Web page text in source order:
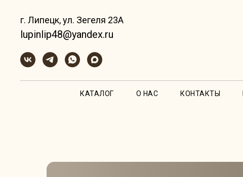
г. Липецк, ул. Зегеля 23А
lupinlip48@yandex.ru
КАТАЛОГ О НАС КОНТАКТЫ